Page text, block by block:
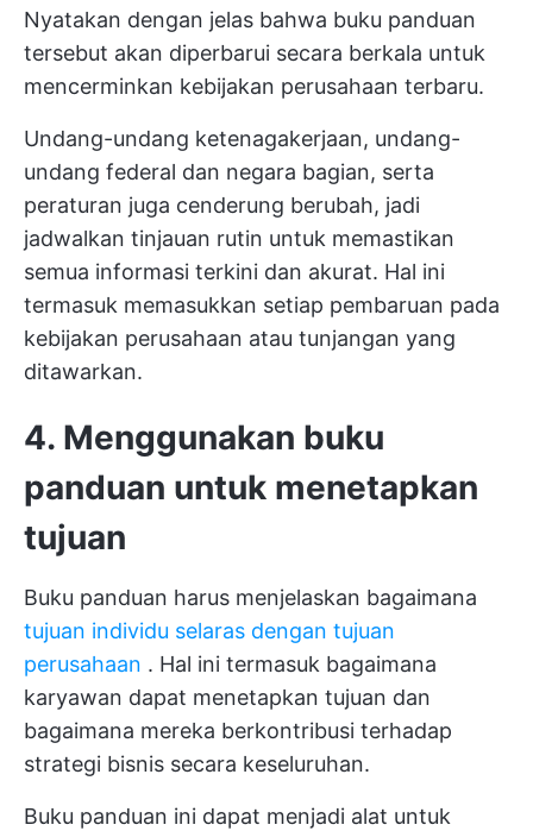
Nyatakan dengan jelas bahwa buku panduan
tersebut akan diperbarui secara berkala untuk
mencerminkan kebijakan perusahaan terbaru.
Undang-undang ketenagakerjaan, undang-
undang federal dan negara bagian, serta
peraturan juga cenderung berubah, jadi
jadwalkan tinjauan rutin untuk memastikan
semua informasi terkini dan akurat. Hal ini
termasuk memasukkan setiap pembaruan pada
kebijakan perusahaan atau tunjangan yang
ditawarkan.
4. Menggunakan buku
panduan untuk menetapkan
tujuan
Buku panduan harus menjelaskan bagaimana
tujuan individu selaras dengan tujuan
perusahaan . Hal ini termasuk bagaimana
karyawan dapat menetapkan tujuan dan
bagaimana mereka berkontribusi terhadap
strategi bisnis secara keseluruhan.
Buku panduan ini dapat menjadi alat untuk